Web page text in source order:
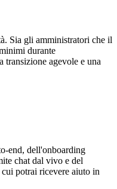
Sia gli amministratori che il
durante
transizione agevole e una
end, dell'onboarding
chat dal vivo e del
potrai ricevere aiuto in